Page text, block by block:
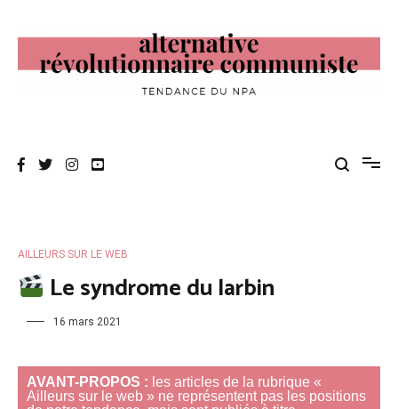
contenu
AILLEURS SUR LE WEB
Le syndrome du larbin
16 mars 2021
AVANT-PROPOS : les articles de la rubrique «
Ailleurs sur le web » ne représentent pas les positions